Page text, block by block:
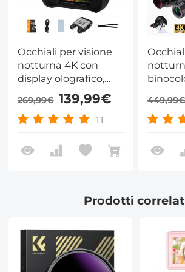
Occhiali per visione
notturna 4K con
display olografico,
binocolo a infrarossi
con portata di 400 m
/ 1314 piedi, batteria
e pulsanti
retroilluminati, per
fauna selvatica,
269,99€ 139,99€
11
con
250m/
testa,
32GB
449,99€
Prodotti